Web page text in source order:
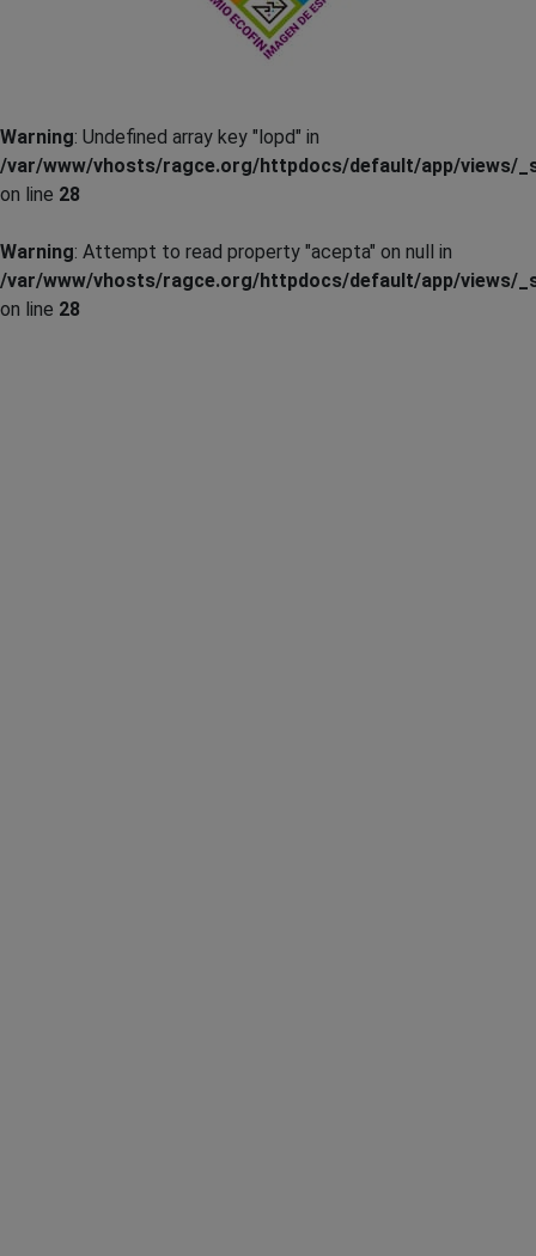
Warning: Undefined array key "lopd" in
/var/www/vhosts/ragce.org/httpdocs/default/app/views/
on line 28
Warning: Attempt to read property "acepta" on null in
/var/www/vhosts/ragce.org/httpdocs/default/app/views/
on line 28